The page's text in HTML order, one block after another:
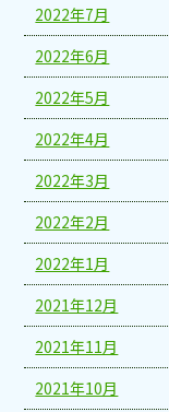
2022年7月
2022年6月
2022年5月
2022年4月
2022年3月
2022年2月
2022年1月
2021年12月
2021年11月
2021年10月